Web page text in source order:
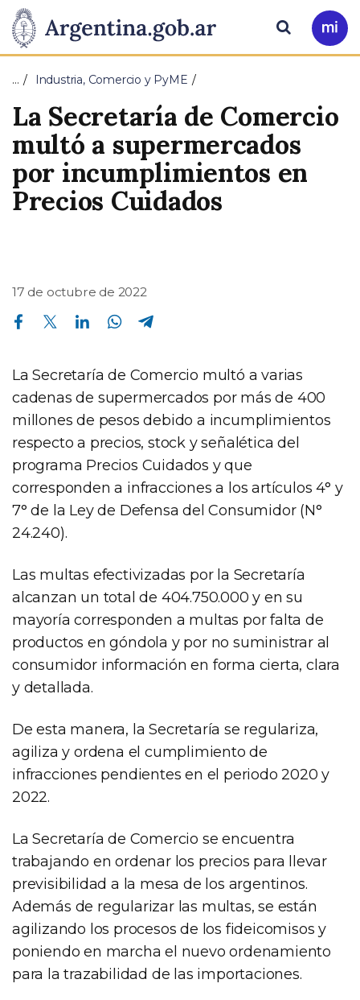
Presidencia
de
la
Nación
Pasar al contenido principal
Ir
a
Buscar
… Industria, Comercio y PyME
La Secretaría de Comercio
multó a supermercados
por incumplimientos en
Precios Cuidados
17 de octubre de 2022
Compartir en Facebook Compartir en Twitter Compartir en Linkedin Compartir en Whatsapp
La Secretaría de Comercio multó a varias
cadenas de supermercados por más de 400
millones de pesos debido a incumplimientos
respecto a precios, stock y señalética del
programa Precios Cuidados y que
corresponden a infracciones a los artículos 4° y
7° de la Ley de Defensa del Consumidor (N°
24.240).
Las multas efectivizadas por la Secretaría
alcanzan un total de 404.750.000 y en su
mayoría corresponden a multas por falta de
productos en góndola y por no suministrar al
consumidor información en forma cierta, clara
y detallada.
De esta manera, la Secretaría se regulariza,
agiliza y ordena el cumplimiento de
infracciones pendientes en el periodo 2020 y
2022.
La Secretaría de Comercio se encuentra
trabajando en ordenar los precios para llevar
previsibilidad a la mesa de los argentinos.
Además de regularizar las multas, se están
agilizando los procesos de los fideicomisos y
poniendo en marcha el nuevo ordenamiento
para la trazabilidad de las importaciones.